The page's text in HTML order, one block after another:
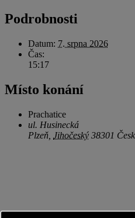
Podrobnosti
Datum: 7. srpna 2026
Čas:
15:17
Místo konání
Prachatice
ul. Husinecká
Plzeň Jihočeský 38301